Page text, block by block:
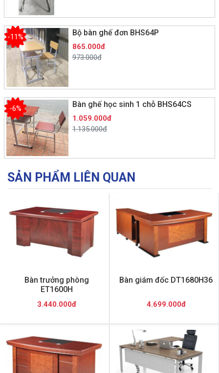
Bộ bàn ghế đơn BHS64P
-11%
865.000đ
973.000đ
Bàn ghế học sinh 1 chỗ BHS64CS
-6%
1.059.000đ
1.135.000đ
SẢN PHẨM LIÊN QUAN
Bàn trưởng phòng
ET1600H
3.440.000đ
Bàn giám đốc DT1680H36
4.699.000đ